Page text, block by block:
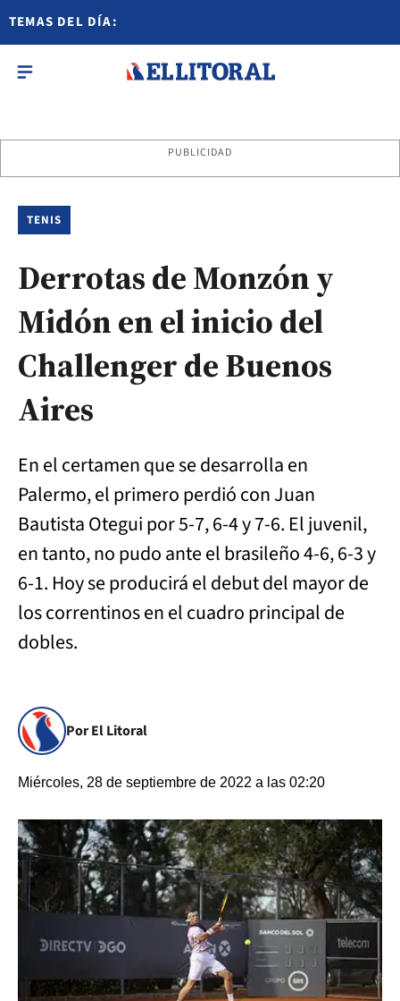
TEMAS DEL DÍA:
PUBLICIDAD
TENIS
Derrotas de Monzón y
Midón en el inicio del
Challenger de Buenos
Aires
En el certamen que se desarrolla en
Palermo, el primero perdió con Juan
Bautista Otegui por 5-7, 6-4 y 7-6. El juvenil,
en tanto, no pudo ante el brasileño 4-6, 6-3 y
6-1. Hoy se producirá el debut del mayor de
los correntinos en el cuadro principal de
dobles.
Por El Litoral
Miércoles, 28 de septiembre de 2022 a las 02:20